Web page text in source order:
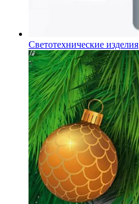
Светотехнические изделия